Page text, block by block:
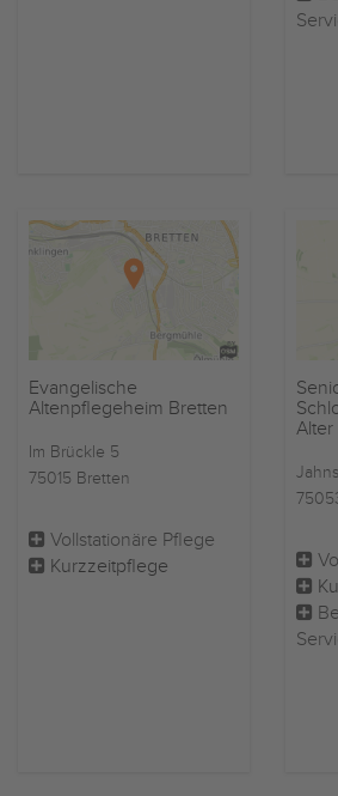
Evangelische
Altenpflegeheim Bretten
Im Brückle 5
75015 Bretten
Vollstationäre Pflege
Kurzzeitpflege
Alter